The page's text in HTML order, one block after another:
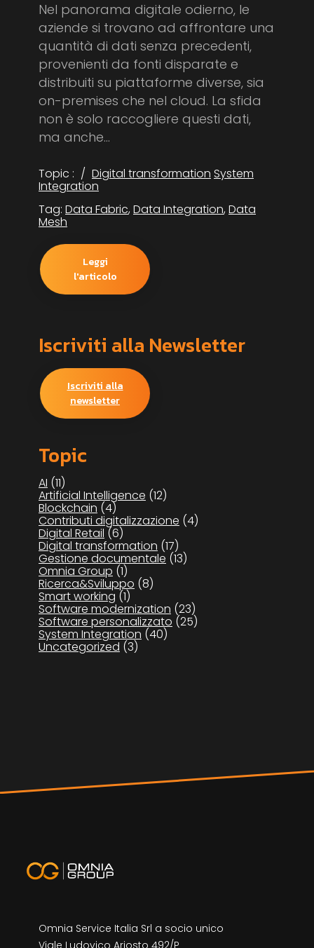
Nel panorama digitale odierno, le
aziende si trovano ad affrontare una
quantità di dati senza precedenti,
provenienti da fonti disparate e
distribuiti su piattaforme diverse, sia
on-premises che nel cloud. La sfida
non è solo raccogliere questi dati,
ma anche...
Topic : Digital transformation System
Integration
Tag: Data Fabric, Data Integration, Data
Mesh
Leggi
l'articolo
Iscriviti alla Newsletter
Iscriviti alla
newsletter
Topic
AI (11)
Artificial Intelligence (12)
Blockchain (4)
Contributi digitalizzazione (4)
Digital Retail (6)
Digital transformation (17)
Gestione documentale (13)
Omnia Group (1)
Ricerca&Sviluppo (8)
Smart working (1)
Software modernization (23)
Software personalizzato (25)
System Integration (40)
Uncategorized (3)
Omnia Service Italia Srl a socio unico